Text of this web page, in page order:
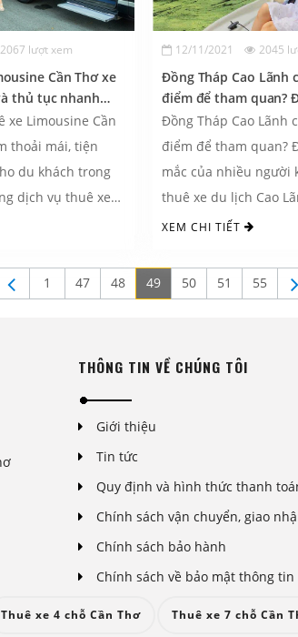
2067 lượt xem
Cần Thơ xe
thủ tục nhanh
xe Limousine Cần
thoải mái, tiện
du khách trong
dịch vụ thuê xe
...
12/11/2021 2045
Đồng Tháp Cao Lãnh
điểm để tham quan?
nhất?
Đồng Tháp Cao Lãnh
điểm để tham quan?
mắc của nhiều người
thuê xe du lịch Cao
XEM CHI TIẾT
1 47 48 49 50 51 55
THÔNG TIN VỀ CHÚNG TÔI
Giới thiệu
Tin tức
Quy định và hình thức thanh
Chính sách vận chuyển, giao
Chính sách bảo hành
Chính sách về bảo mật thông tin
Thuê xe 4 chỗ Cần Thơ Thuê xe 7 chỗ Cần